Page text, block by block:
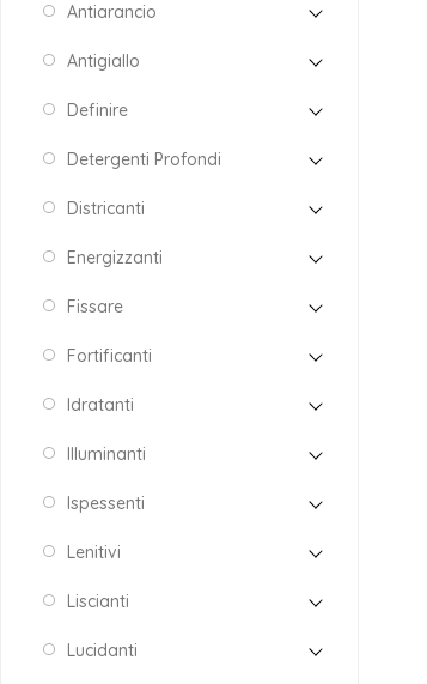
Antiarancio
Antigiallo
Definire
Detergenti Profondi
Districanti
Energizzanti
Fissare
Fortificanti
Idratanti
Illuminanti
Ispessenti
Lenitivi
Liscianti
Lucidanti